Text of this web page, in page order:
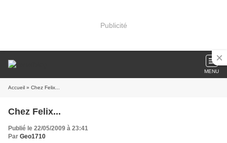
Publicité
MENU
Accueil » Chez Felix...
Chez Felix...
Publié le 22/05/2009 à 23:41
Par Geo1710